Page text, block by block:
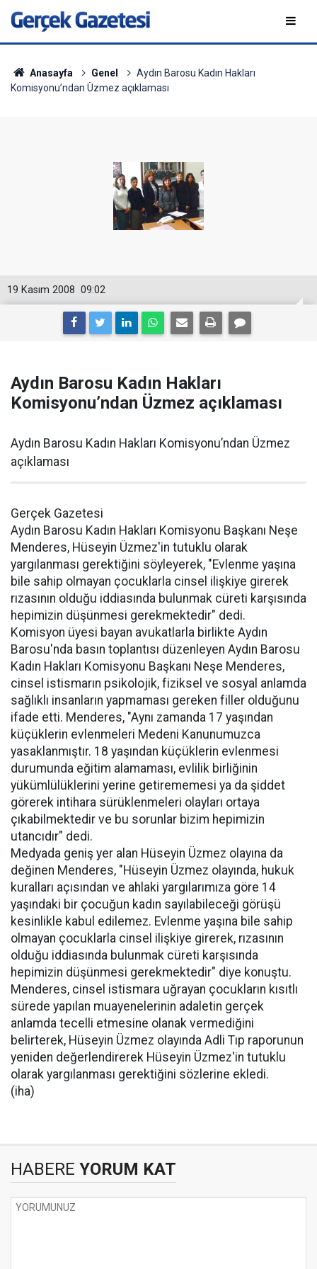
Anasayfa Genel
Aydın Barosu Kadın Hakları
Komisyonu’ndan Üzmez açıklaması
09:02
19 Kasım 2008
Aydın Barosu Kadın Hakları
Komisyonu’ndan Üzmez açıklaması
Aydın Barosu Kadın Hakları Komisyonu’ndan Üzmez
açıklaması
Gerçek Gazetesi
Aydın Barosu Kadın Hakları Komisyonu Başkanı Neşe
Menderes, Hüseyin Üzmez'in tutuklu olarak
yargılanması gerektiğini söyleyerek, "Evlenme yaşına
bile sahip olmayan çocuklarla cinsel ilişkiye girerek
rızasının olduğu iddiasında bulunmak cüreti karşısında
hepimizin düşünmesi gerekmektedir" dedi.
Komisyon üyesi bayan avukatlarla birlikte Aydın
Barosu'nda basın toplantısı düzenleyen Aydın Barosu
Kadın Hakları Komisyonu Başkanı Neşe Menderes,
cinsel istismarın psikolojik, fiziksel ve sosyal anlamda
sağlıklı insanların yapmaması gereken filler olduğunu
ifade etti. Menderes, "Aynı zamanda 17 yaşından
küçüklerin evlenmeleri Medeni Kanunumuzca
yasaklanmıştır. 18 yaşından küçüklerin evlenmesi
durumunda eğitim alamaması, evlilik birliğinin
yükümlülüklerini yerine getirememesi ya da şiddet
görerek intihara sürüklenmeleri olayları ortaya
çıkabilmektedir ve bu sorunlar bizim hepimizin
utancıdır" dedi.
Medyada geniş yer alan Hüseyin Üzmez olayına da
değinen Menderes, "Hüseyin Üzmez olayında, hukuk
kuralları açısından ve ahlaki yargılarımıza göre 14
yaşındaki bir çocuğun kadın sayılabileceği görüşü
kesinlikle kabul edilemez. Evlenme yaşına bile sahip
olmayan çocuklarla cinsel ilişkiye girerek, rızasının
olduğu iddiasında bulunmak cüreti karşısında
hepimizin düşünmesi gerekmektedir" diye konuştu.
Menderes, cinsel istismara uğrayan çocukların kısıtlı
sürede yapılan muayenelerinin adaletin gerçek
anlamda tecelli etmesine olanak vermediğini
belirterek, Hüseyin Üzmez olayında Adli Tıp raporunun
yeniden değerlendirerek Hüseyin Üzmez'in tutuklu
olarak yargılanması gerektiğini sözlerine ekledi.
(iha)
HABERE YORUM KAT